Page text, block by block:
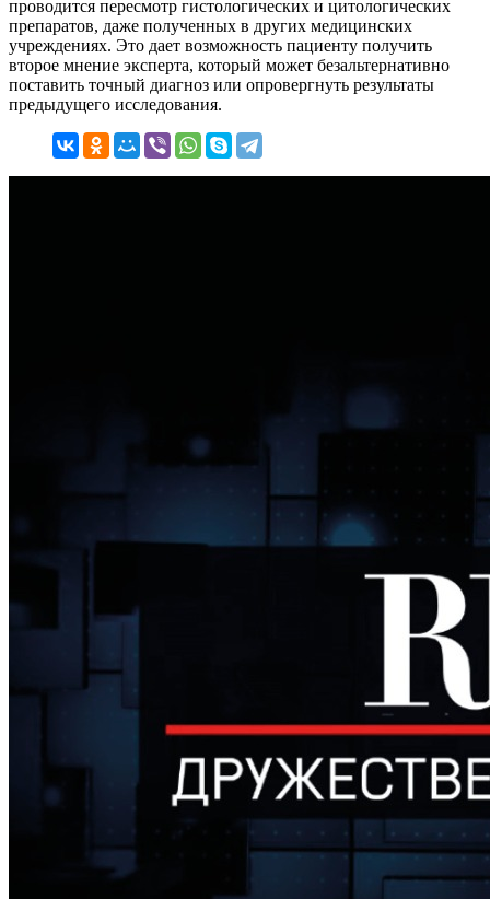
проводится пересмотр гистологических и цитологических
препаратов, даже полученных в других медицинских
учреждениях. Это дает возможность пациенту получить
второе мнение эксперта, который может безальтернативно
поставить точный диагноз или опровергнуть результаты
предыдущего исследования.